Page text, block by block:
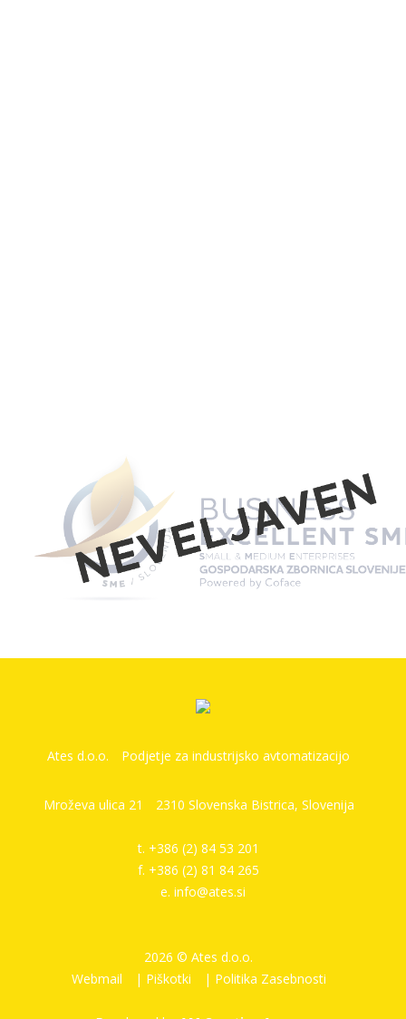
Ates d.o.o. Podjetje za industrijsko avtomatizacijo
Mroževa ulica 21 2310 Slovenska Bistrica, Slovenija
t. +386 (2) 84 53 201
f. +386 (2) 81 84 265
e. info@ates.si
2026 © Ates d.o.o.
Webmail
| Piškotki | Politika Zasebnosti